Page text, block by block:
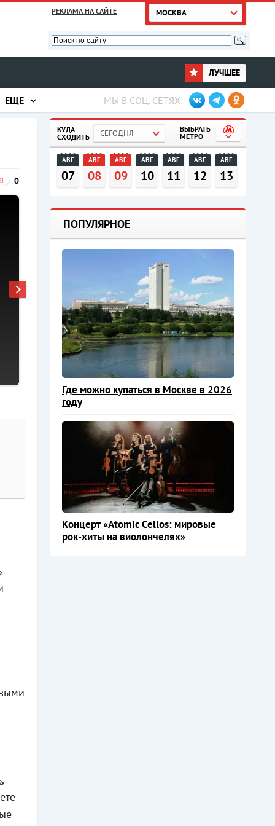
РЕКЛАМА НА САЙТЕ МОСКВА
ЛУЧШЕЕ
ЕЩЕ МЫ В СОЦ. СЕТЯХ:
0
,
КУДА
СХОДИТЬ
СЕГОДНЯ
ВЫБРАТЬ
МЕТРО
АВГ
07
АВГ
08
АВГ
09
АВГ
10
АВГ
11
АВГ
12
АВГ
13
ПОПУЛЯРНОЕ
Где можно купаться в Москве в 2026
году
Концерт «Atomic Cellos: мировые
рок-хиты на виолончелях»